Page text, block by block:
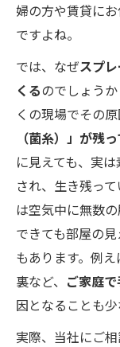
婦の方や賃貸に
ですよね。
では、なぜスプ
くるのでしょう
くの現場でその
（菌糸）」が残
に見えても、実
され、生き残っ
は空気中に無数
できても部屋の
もあります。例
裏など、 ご家庭
因となることも少
実際、当社にご